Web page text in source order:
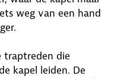
weg van een hand
traptreden die
kapel leiden. De